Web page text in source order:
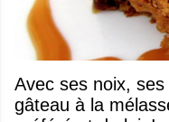
Avec ses noix,
gâteau à la